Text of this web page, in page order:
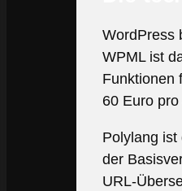
WordPress
WPML ist
Funktionen
60 Euro
Polylang ist
der
URL-